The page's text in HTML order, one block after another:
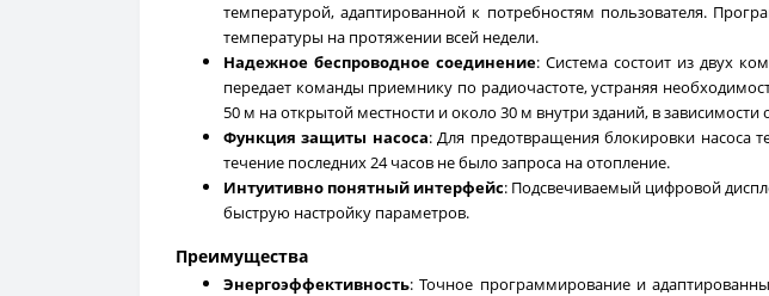
температурой, адаптированной к потребностям пользователя.
температуры на протяжении всей недели.
Надежное беспроводное соединение: Система состоит из двух
передает команды приемнику по радиочастоте, устраняя
50 м на открытой местности и около 30 м внутри зданий, в зависимости
Функция защиты насоса: Для предотвращения блокировки насоса
течение последних 24 часов не было запроса на отопление.
Интуитивно понятный интерфейс: Подсвечиваемый цифровой
быструю настройку параметров.
Преимущества
Энергоэффективность: Точное программирование и